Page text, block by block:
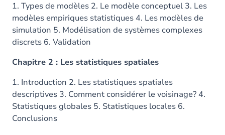
1. Types de modèles 2. Le modèle conceptuel 3. Les
modèles empiriques statistiques 4. Les modèles de
simulation 5. Modélisation de systèmes complexes
discrets 6. Validation
Chapitre 2 : Les statistiques spatiales
1. Introduction 2. Les statistiques spatiales
descriptives 3. Comment considérer le voisinage? 4.
Statistiques globales 5. Statistiques locales 6.
Conclusions